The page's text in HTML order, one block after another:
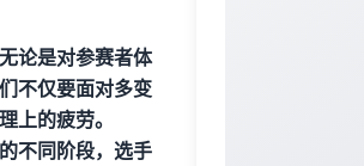
论是对参赛者体
不仅要面对多变
上的疲劳。
不同阶段，选手